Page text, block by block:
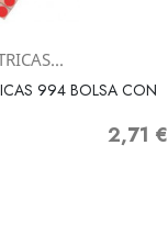
994 BOLSA CON
Precio
2,71 €